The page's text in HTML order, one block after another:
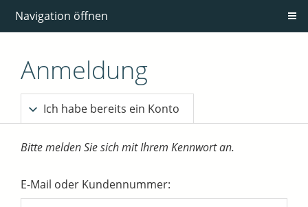
Navigation öffnen
Anmeldung
Ich habe bereits ein Konto
Bitte melden Sie sich mit Ihrem Kennwort an.
E-Mail oder Kundennummer: